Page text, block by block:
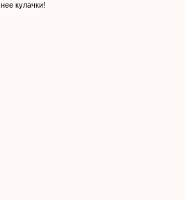
кулачки!